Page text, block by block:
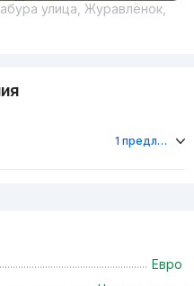
улица, Журавлёнок,
1 предложение
Евро